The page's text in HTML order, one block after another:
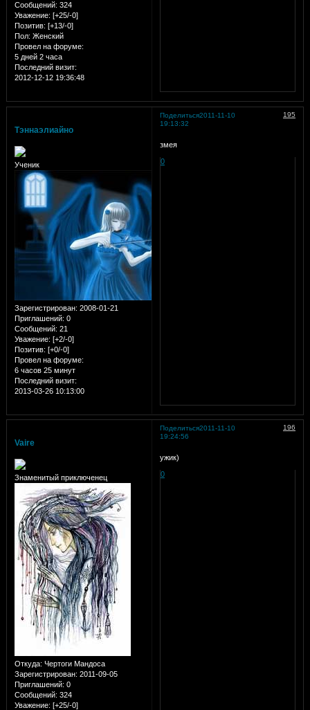
Сообщений: 324
Уважение: [+25/-0]
Позитив: [+13/-0]
Пол: Женский
Провел на форуме:
5 дней 2 часа
Последний визит:
2012-12-12 19:36:48
Поделиться 195
2011-11-10
19:13:32
Тэннаэлиайно
Ученик
Зарегистрирован: 2008-01-21
Приглашений: 0
Сообщений: 21
Уважение: [+2/-0]
Позитив: [+0/-0]
Провел на форуме:
6 часов 25 минут
Последний визит:
2013-03-26 10:13:00
змея
0
Поделиться 196
2011-11-10
19:24:56
Vaire
Знаменитый приключенец
Откуда: Чертоги Мандоса
Зарегистрирован: 2011-09-05
Приглашений: 0
Сообщений: 324
Уважение: [+25/-0]
ужик)
0